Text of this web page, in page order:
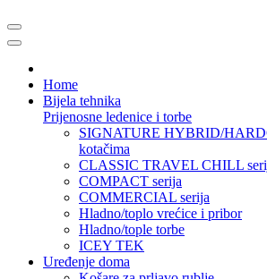
Home
Bijela tehnika
Prijenosne ledenice i torbe
SIGNATURE HYBRID/
kotačima
CLASSIC TRAVEL CHILL
COMPACT serija
COMMERCIAL serija
Hladno/toplo vrećice i pribor
Hladno/tople torbe
ICEY TEK
Uređenje doma